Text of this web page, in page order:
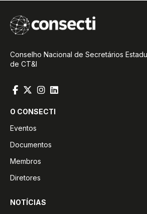
Conselho Nacional de Secretários
de CT&I
O CONSECTI
Eventos
Documentos
Membros
Diretores
NOTÍCIAS